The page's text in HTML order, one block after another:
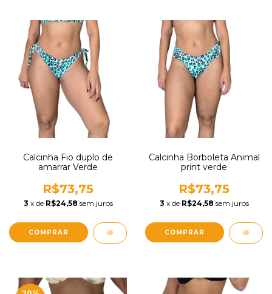
Calcinha Fio duplo de
amarrar Verde
R$73,75
3 x de R$24,58 sem juros
COMPRAR
Calcinha Borboleta Animal
print verde
R$73,75
3 x de R$24,58 sem juros
COMPRAR